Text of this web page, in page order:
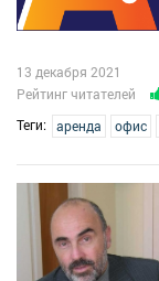
Рейтинг читателей
13 декабря 2021
Теги: аренда офис